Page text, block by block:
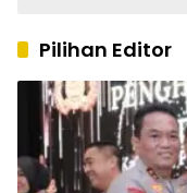
Pilihan Editor